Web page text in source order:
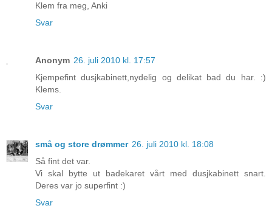
Klem fra meg, Anki
Svar
Anonym 26. juli 2010 kl. 17:57
Kjempefint dusjkabinett,nydelig og delikat bad du har. :)
Klems.
Svar
små og store drømmer 26. juli 2010 kl. 18:08
Så fint det var.
Vi skal bytte ut badekaret vårt med dusjkabinett snart.
Deres var jo superfint :)
Svar